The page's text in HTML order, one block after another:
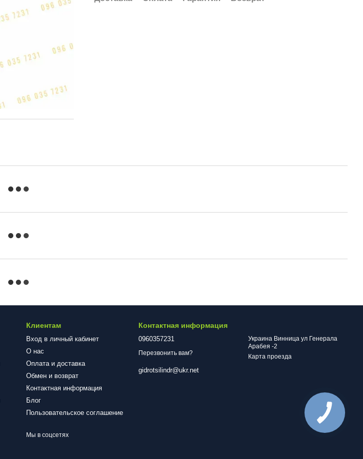
Клиентам
Вход в личный кабинет
О нас
Оплата и доставка
Обмен и возврат
Контактная информация
Блог
Пользовательское соглашение
Мы в соцсетях
Контактная информация
0960357231
Перезвонить вам?
gidrotsilindr@ukr.net
Украина Винница ул Генерала
Арабея -2
Карта проезда